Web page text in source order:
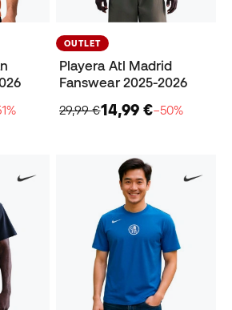
OUTLET
Playera Atl Madrid
Fanswear 2025-2026
29,99 €14,99 €−50%